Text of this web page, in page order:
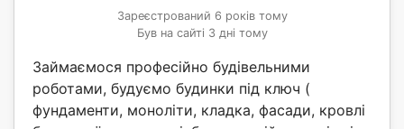
Зареєстрований 6 років тому
Був на сайті 3 дні тому
Займаємося професійно будівельними
роботами, будуємо будинки під ключ (
фундаменти, моноліти, кладка, фасади, кровлі